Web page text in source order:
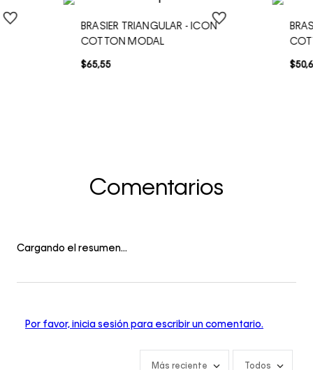
BRASIER TRIANGULAR - ICON
COTTON MODAL
$65,55 $50,
Comentarios
Cargando el resumen…
Por favor, inicia sesión para escribir un comentario.
Más reciente Todos